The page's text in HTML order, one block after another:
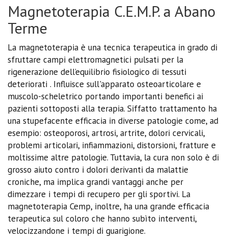
Magnetoterapia C.E.M.P. a Abano
Terme
La magnetoterapia è una tecnica terapeutica in grado di
sfruttare campi elettromagnetici pulsati per la
rigenerazione dell’equilibrio fisiologico di tessuti
deteriorati . Influisce sull'apparato osteoarticolare e
muscolo-scheletrico portando importanti benefici ai
pazienti sottoposti alla terapia. Siffatto trattamento ha
una stupefacente efficacia in diverse patologie come, ad
esempio: osteoporosi, artrosi, artrite, dolori cervicali,
problemi articolari, infiammazioni, distorsioni, fratture e
moltissime altre patologie. Tuttavia, la cura non solo è di
grosso aiuto contro i dolori derivanti da malattie
croniche, ma implica grandi vantaggi anche per
dimezzare i tempi di recupero per gli sportivi. La
magnetoterapia Cemp, inoltre, ha una grande efficacia
terapeutica sul coloro che hanno subìto interventi,
velocizzandone i tempi di guarigione.